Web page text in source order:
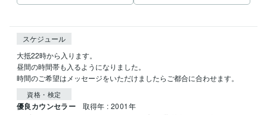
スケジュール
大抵22時から入ります。
昼間の時間帯も入るようになりました。
時間のご希望はメッセージをいただけましたらご都合に合わせます。
資格・検定
優良カウンセラー 取得年 : 2001年